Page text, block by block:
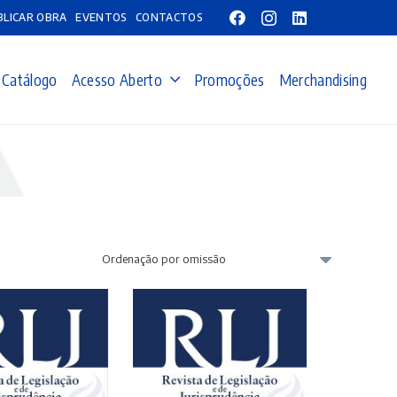
OBRA EVENTOS CONTACTOS
Catálogo Acesso Aberto Promoções Merchandising